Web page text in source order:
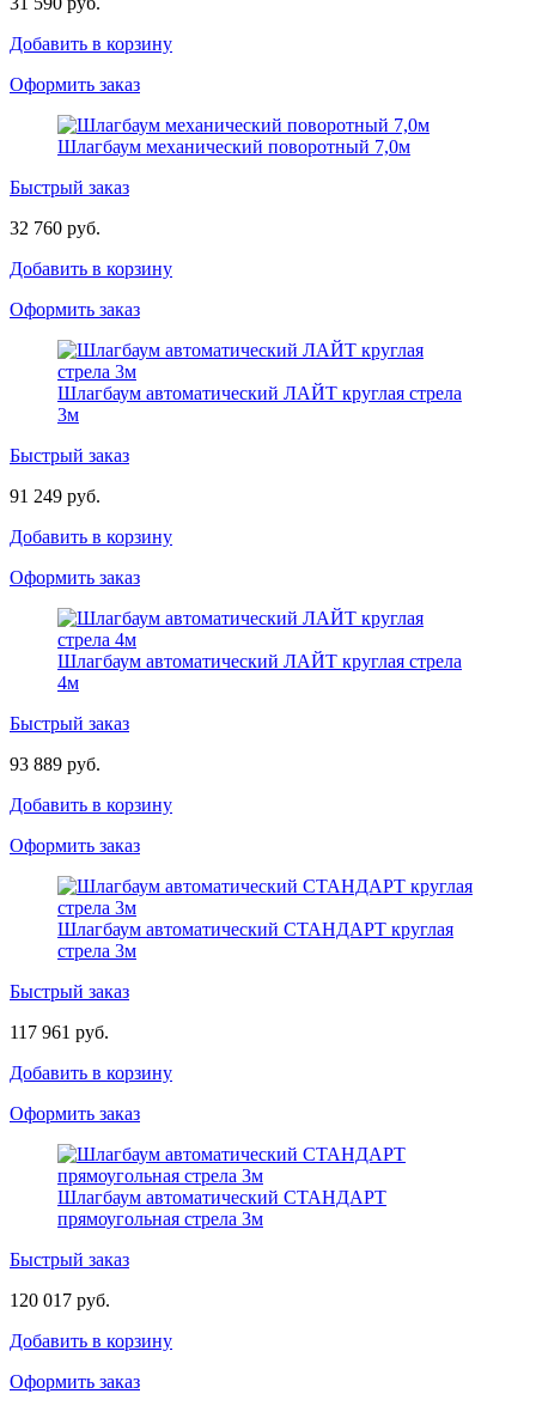
Добавить в корзину
Оформить заказ
Шлагбаум механический поворотный 7,0м
Быстрый заказ
32 760 руб.
Добавить в корзину
Оформить заказ
Шлагбаум автоматический ЛАЙТ круглая стрела
3м
Быстрый заказ
91 249 руб.
Добавить в корзину
Оформить заказ
Шлагбаум автоматический ЛАЙТ круглая стрела
4м
Быстрый заказ
93 889 руб.
Добавить в корзину
Оформить заказ
Шлагбаум автоматический СТАНДАРТ круглая
стрела 3м
Быстрый заказ
117 961 руб.
Добавить в корзину
Оформить заказ
Шлагбаум автоматический СТАНДАРТ
прямоугольная стрела 3м
Быстрый заказ
120 017 руб.
Добавить в корзину
Оформить заказ